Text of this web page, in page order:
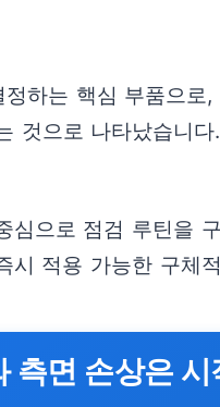
하는 핵심 부품으
것으로 나타났습니
심으로 점검 루틴을
시 적용 가능한 구체
측면 손상은